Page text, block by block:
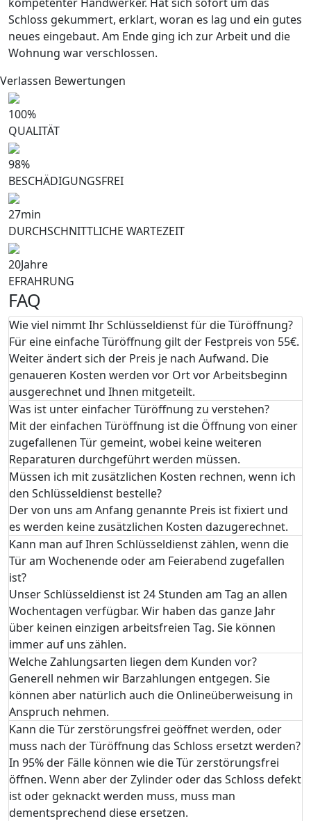
Schloss gekummert, erklart, woran es lag und ein gutes
neues eingebaut. Am Ende ging ich zur Arbeit und die
Wohnung war verschlossen.
Verlassen Bewertungen
100%
QUALITÄT
98%
BESCHÄDIGUNGSFREI
27min
DURCHSCHNITTLICHE WARTEZEIT
20Jahre
EFRAHRUNG
FAQ
Wie viel nimmt Ihr Schlüsseldienst für die Türöffnung?
Für eine einfache Türöffnung gilt der Festpreis von 55€.
Weiter ändert sich der Preis je nach Aufwand. Die
genaueren Kosten werden vor Ort vor Arbeitsbeginn
ausgerechnet und Ihnen mitgeteilt.
Was ist unter einfacher Türöffnung zu verstehen?
Mit der einfachen Türöffnung ist die Öffnung von einer
zugefallenen Tür gemeint, wobei keine weiteren
Reparaturen durchgeführt werden müssen.
Müssen ich mit zusätzlichen Kosten rechnen, wenn ich
den Schlüsseldienst bestelle?
Der von uns am Anfang genannte Preis ist fixiert und
es werden keine zusätzlichen Kosten dazugerechnet.
Kann man auf Ihren Schlüsseldienst zählen, wenn die
Tür am Wochenende oder am Feierabend zugefallen
ist?
Unser Schlüsseldienst ist 24 Stunden am Tag an allen
Wochentagen verfügbar. Wir haben das ganze Jahr
über keinen einzigen arbeitsfreien Tag. Sie können
immer auf uns zählen.
Welche Zahlungsarten liegen dem Kunden vor?
Generell nehmen wir Barzahlungen entgegen. Sie
können aber natürlich auch die Onlineüberweisung in
Anspruch nehmen.
Kann die Tür zerstörungsfrei geöffnet werden, oder
muss nach der Türöffnung das Schloss ersetzt werden?
In 95% der Fälle können wie die Tür zerstörungsfrei
öffnen. Wenn aber der Zylinder oder das Schloss defekt
ist oder geknackt werden muss, muss man
dementsprechend diese ersetzen.